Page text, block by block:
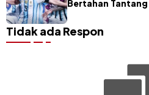
Bertahan
Tidak ada Respon